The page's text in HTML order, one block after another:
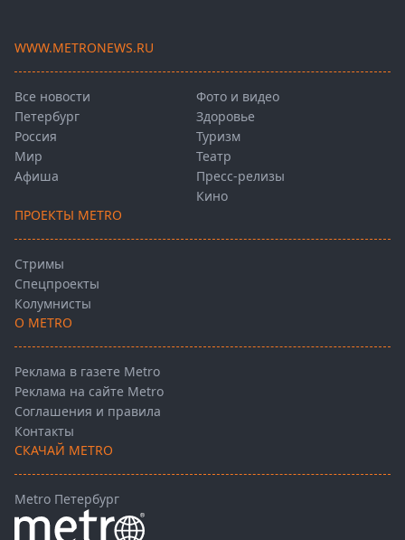
WWW.METRONEWS.RU
Все новости
Петербург
Россия
Мир
Афиша
Фото и видео
Здоровье
Туризм
Театр
Пресс-релизы
Кино
ПРОЕКТЫ METRO
Стримы
Спецпроекты
Колумнисты
О METRO
Реклама в газете Metro
Реклама на сайте Metro
Соглашения и правила
Контакты
СКАЧАЙ METRO
Metro Петербург